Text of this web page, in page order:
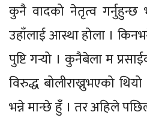
कुनै वादको नेतृत्व
उहाँलाई आस्था होला ।
पुष्टि गर्‍यो । कुनैबेला म
विरुद्ध बोलीराख्नुभएको
भन्ने मान्छे हुँ । तर अहिले